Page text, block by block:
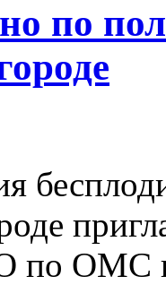
по
по ОМС